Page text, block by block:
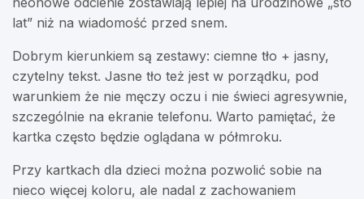
lat” niż na wiadomość przed snem.
Dobrym kierunkiem są zestawy: ciemne tło + jasny,
czytelny tekst. Jasne tło też jest w porządku, pod
warunkiem że nie męczy oczu i nie świeci agresywnie,
szczególnie na ekranie telefonu. Warto pamiętać, że
kartka często będzie oglądana w półmroku.
Przy kartkach dla dzieci można pozwolić sobie na
nieco więcej koloru, ale nadal z zachowaniem